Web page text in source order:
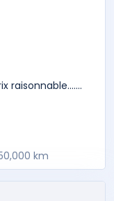
raisonnable.......
km